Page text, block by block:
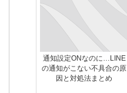
通知設定ONなのに…LINE
の通知がこない不具合の原
因と対処法まとめ